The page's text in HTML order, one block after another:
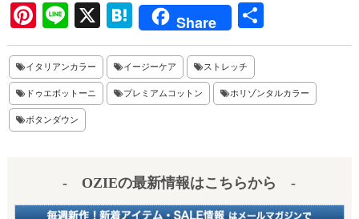
Pi
nt
er
es
t
Li
ne
X
H
at
en
a
Share
有
イタリアンカラー イージーケア ストレッチ
ドゥエボットーニ プレミアムコットン ホリゾンタルカラー
ボタンダウン
- OZIEの最新情報はこちらから -